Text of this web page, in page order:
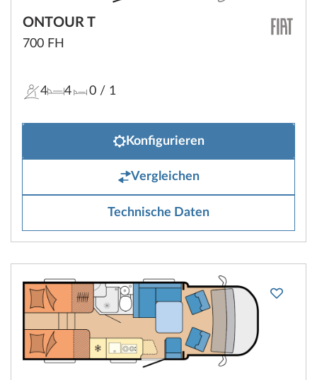
ONTOUR T
700 FH
4 4 0/ 1
Konfigurieren
Vergleichen
Technische Daten